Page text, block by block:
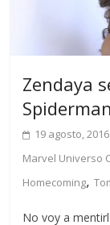
Zendaya
19 agosto, 2016
Marvel Universo
Homecoming,
No voy a